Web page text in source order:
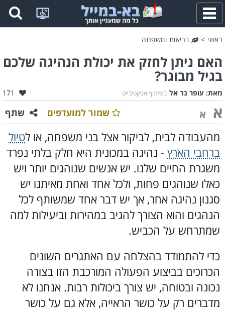
פתח
תפריט
ראשי > בריאות ומשפחה
האם ניתן לחזק את יכולת הנהיגה שלכם
בגיל מבוגר?
בשיתוף אפקטיבייט מאת: עופר בר אל אהבו:
171
א א שתף שמור למועדפים
מהעבודה לבית, לביקור אצל בני משפחה, או לטיול
ברחבי הארץ- נהיגה במכונית היא חלק בלתי נפרד
משגרת החיים שלנו. יש אנשים שנוהגים יותר ויש
כאלו שנוהגים פחות, ולכל אחד ואחת מאיתנו יש
סגנון נהיגה אחר, אך יש דבר אחד שמשותף לכל
הנהגים והוא הצורך להגיב במהירות וביעילות למה
שמתרחש על הכביש.
כדי להתמודד בהצלחה עם האתגרים השונים
הכרוכים בביצוע הפעולה המורכבת הזו בצורה
נכונה ובטוחה, יש צורך ביכולות רבות. אנחנו לא
מדברים רק על כושר הראייה, אלא גם על כושר